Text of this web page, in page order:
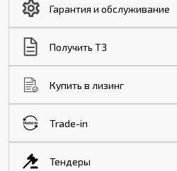
Гарантия и обслуживание
Получить ТЗ
Купить в лизинг
Trade-in
Тендеры